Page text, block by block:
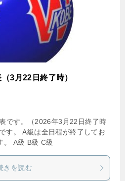
3月22日終了時）
です。（2026年3月22日終了時
す。 A級は全日程が終了してお
。 A級 B級 C級
きを読む